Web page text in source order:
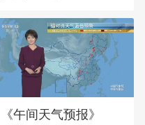
《午间天气预报》